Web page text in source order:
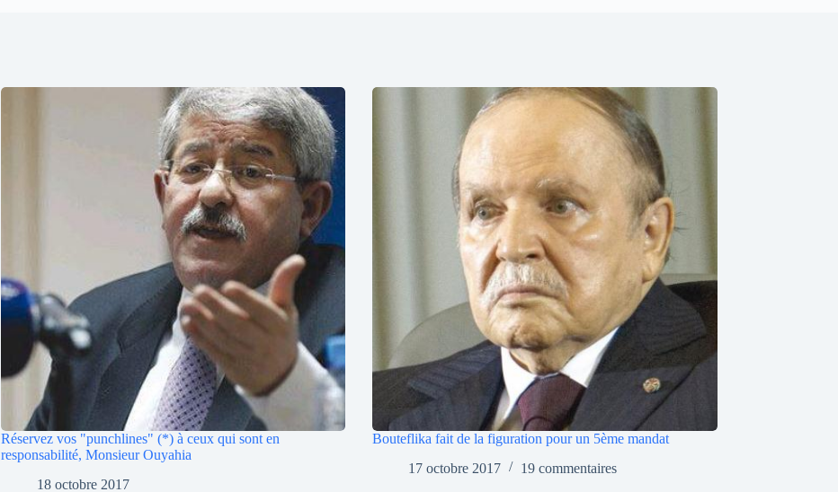
Réservez vos "punchlines" (*) à ceux qui sont en
responsabilité, Monsieur Ouyahia
18 octobre 2017
Bouteflika fait de la figuration pour un 5ème mandat
17 octobre 2017
19 commentaires